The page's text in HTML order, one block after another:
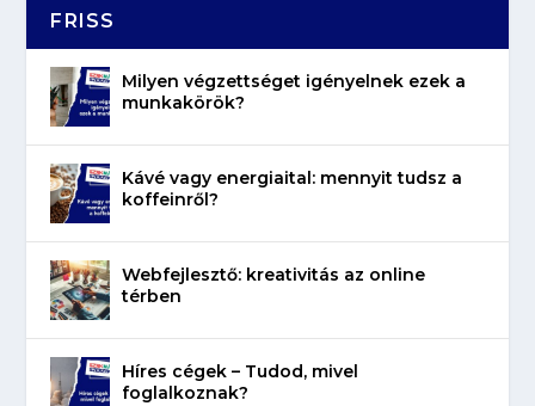
FRISS
Milyen végzettséget igényelnek ezek a
munkakörök?
Kávé vagy energiaital: mennyit tudsz a
koffeinről?
Webfejlesztő: kreativitás az online
térben
Híres cégek – Tudod, mivel
foglalkoznak?